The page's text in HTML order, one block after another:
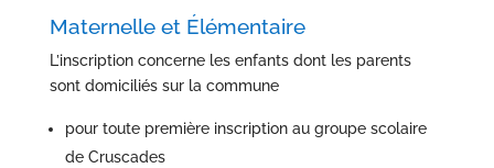
Maternelle et Élémentaire
L’inscription concerne les enfants dont les parents
sont domiciliés sur la commune
pour toute première inscription au groupe scolaire
de Cruscades